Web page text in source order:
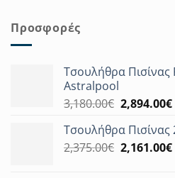
Προσφορές
Τσουλήθρα
Astralpool
3,180.00€ Original
was:
3,180.00€.
2,894.00€Η
Τσουλήθρα
2,375.00€ Original
2,161.00€Η